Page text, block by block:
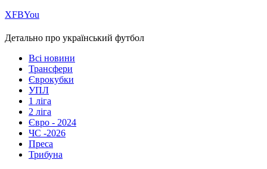
ХFBYou
Детально про український футбол
Всі новини
Трансфери
Єврокубки
УПЛ
1 ліга
2 ліга
Євро - 2024
ЧС -2026
Преса
Трибуна